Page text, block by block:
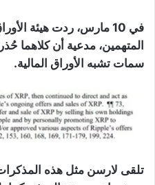
في 10 مارس، ردت هيئة
سمات تشبه الأوراق المالية.